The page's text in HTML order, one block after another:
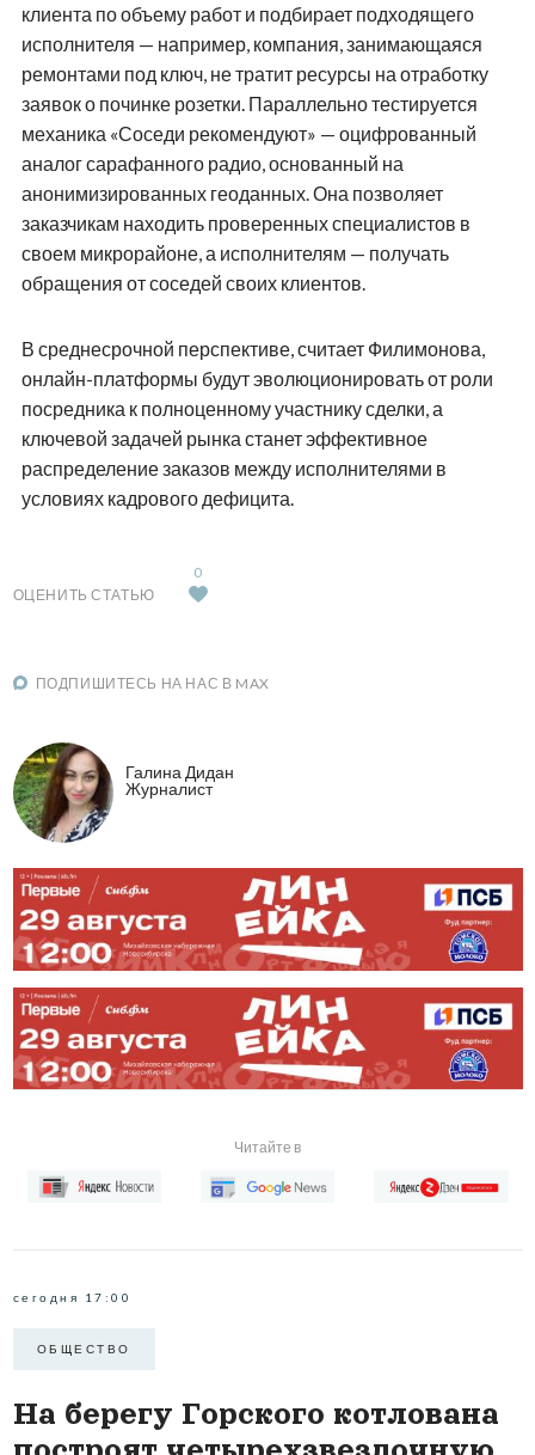
клиента по объему работ и подбирает подходящего
исполнителя — например, компания, занимающаяся
ремонтами под ключ, не тратит ресурсы на отработку
заявок о починке розетки. Параллельно тестируется
механика «Соседи рекомендуют» — оцифрованный
аналог сарафанного радио, основанный на
анонимизированных геоданных. Она позволяет
заказчикам находить проверенных специалистов в
своем микрорайоне, а исполнителям — получать
обращения от соседей своих клиентов.
В среднесрочной перспективе, считает Филимонова,
онлайн-платформы будут эволюционировать от роли
посредника к полноценному участнику сделки, а
ключевой задачей рынка станет эффективное
распределение заказов между исполнителями в
условиях кадрового дефицита.
ОЦЕНИТЬ СТАТЬЮ
0
ПОДПИШИТЕСЬ НА НАС В MAX
Галина Дидан
Журналист
Читайте в
сегодня 17:00
ОБЩЕСТВО
На берегу Горского котлована